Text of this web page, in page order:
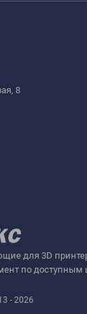
для 3D
по доступным
- 2026
8